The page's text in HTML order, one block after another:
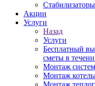
Акции
Услуги
Назад
Услуги
Бесплатный
сметы в
Монтаж
Монтаж
Монтаж